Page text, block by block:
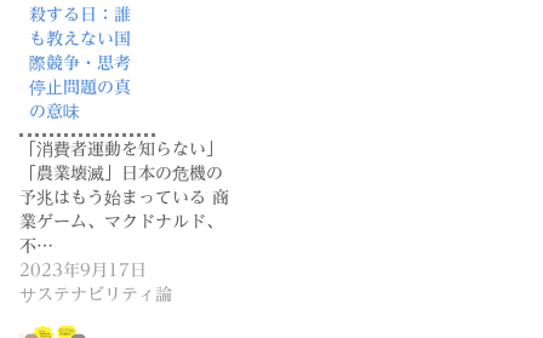
殺する日：誰
も教えない国
際競争・思考
停止問題の真
の意味
「消費者運動を知らない」
「農業壊滅」日本の危機の
予兆はもう始まっている 商
業ゲーム、マクドナルド、
不…
2023年9月17日
サステナビリティ論